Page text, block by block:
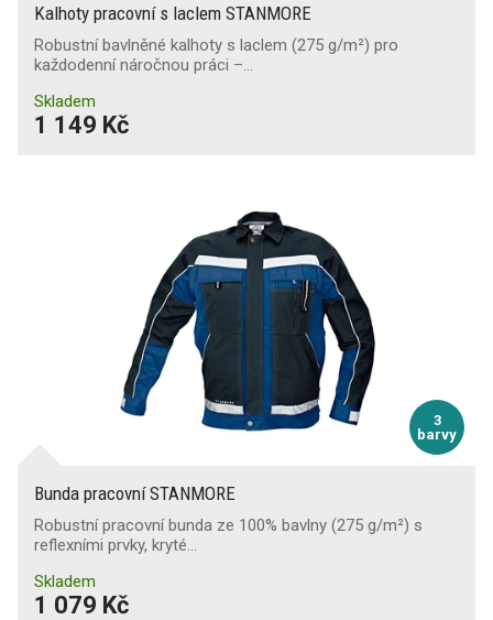
Kalhoty pracovní s laclem STANMORE
Robustní bavlněné kalhoty s laclem (275 g/m²) pro
každodenní náročnou práci –…
Skladem
1 149 Kč
3
barvy
Bunda pracovní STANMORE
Robustní pracovní bunda ze 100% bavlny (275 g/m²) s
reflexními prvky, kryté…
Skladem
1 079 Kč